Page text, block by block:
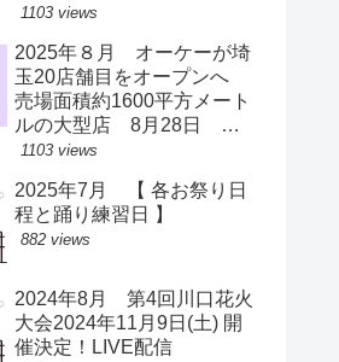
1103 views
2025年８月 オーケーが埼
玉20店舗目をオープンへ
売場面積約1600平方メート
ルの大型店 8月28日 ス
ーパー激戦区に【出店情
1103 views
2025年7月 【 各お祭り日
程と踊り練習日 】
882 views
2024年8月 第4回川口花火
大会2024年11月9日(土) 開
催決定！LIVE配信